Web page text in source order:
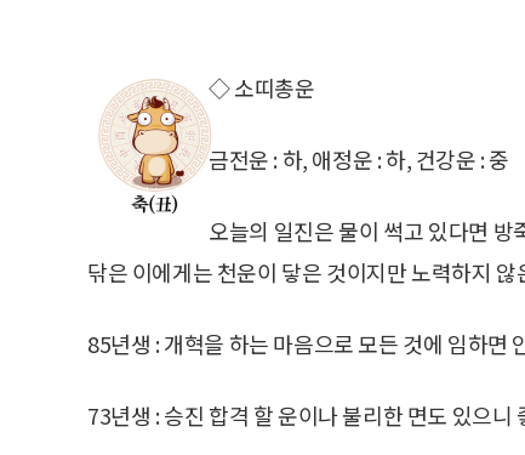
◇ 소띠총운
금전운 : 하, 애정운 : 하, 건강운 : 중
오늘의 일진은 물이 썩고 있다면
닦은 이에게는 천운이 닿은 것이지만 노력하지
85년생 : 개혁을 하는 마음으로 모든 것에 임하면
73년생 : 승진 합격 할 운이나 불리한 면도 있으니